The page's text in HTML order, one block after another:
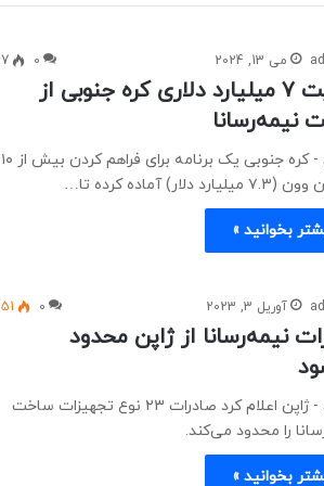
می 13, 2024 0
7
حمایت ۷ میلیارد دلاری کره جنوبی از
نیمه‌رسانا
نیوزلن - کره جنوبی یک برنامه برای فراهم کردن بیش از ۱۰
دلار) آماده کرده تا…
بخوانید »
آوریل 3, 2023 0
51
نیمه‌رسانا از ژاپن محدود
نیوزلن - ژاپن اعلام کرد صادرات ۲۳ نوع تجهیزات ساخت
را محدود می‌کند.
بخوانید »